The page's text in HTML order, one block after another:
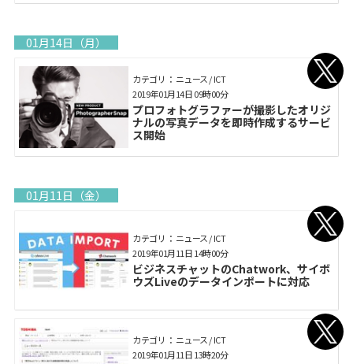
01月14日（月）
カテゴリ： ニュース / ICT
プロフォトグラファーが撮影したオリジ
ナルの写真データを即時作成するサービ
ス開始
2019年01月14日 09時00分
01月11日（金）
カテゴリ： ニュース / ICT
ビジネスチャットのChatwork、サイボ
ウズLiveのデータインポートに対応
2019年01月11日 14時00分
カテゴリ： ニュース / ICT
2019年01月11日 13時20分